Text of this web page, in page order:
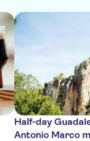
Half-day
Antonio Marco